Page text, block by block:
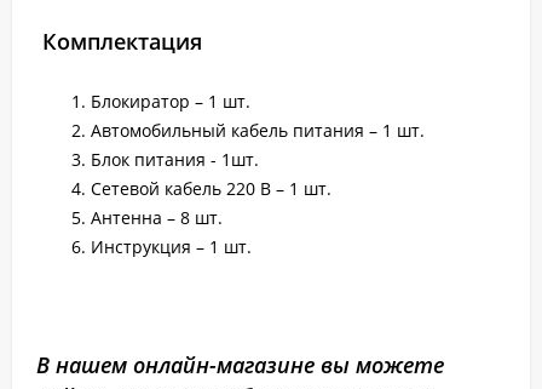
Комплектация
Блокиратор – 1 шт.
Автомобильный кабель питания – 1 шт.
Блок питания - 1шт.
Сетевой кабель 220 В – 1 шт.
Антенна – 8 шт.
Инструкция – 1 шт.
В нашем онлайн-магазине вы можете